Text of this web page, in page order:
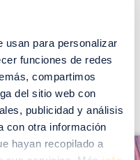
usan para personalizar
funciones de redes
compartimos
del sitio web con
publicidad y análisis
con otra información
hayan recopilado a